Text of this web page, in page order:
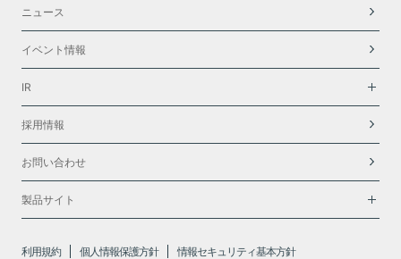
ニュース
イベント情報
IR
採用情報
お問い合わせ
製品サイト
利用規約 個人情報保護方針
情報セキュリティ基本方針